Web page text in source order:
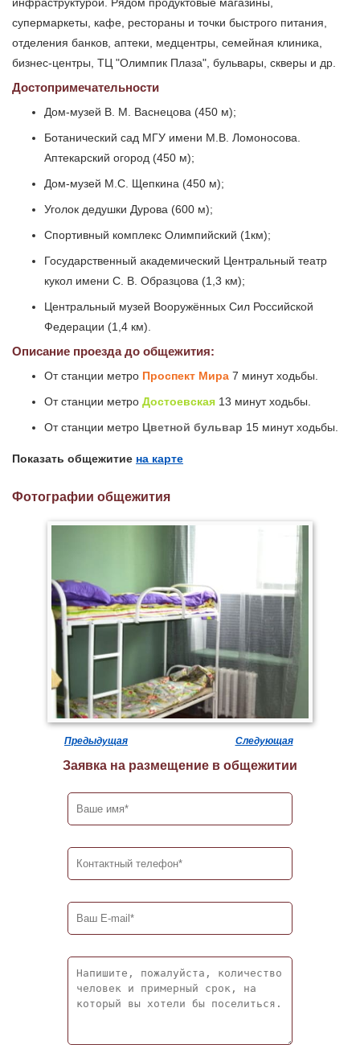
инфраструктурой. Рядом продуктовые магазины,
супермаркеты, кафе, рестораны и точки быстрого питания,
отделения банков, аптеки, медцентры, семейная клиника,
бизнес-центры, ТЦ "Олимпик Плаза", бульвары, скверы и др.
Достопримечательности
Дом-музей В. М. Васнецова (450 м);
Ботанический сад МГУ имени М.В. Ломоносова.
Аптекарский огород (450 м);
Дом-музей М.С. Щепкина (450 м);
Уголок дедушки Дурова (600 м);
Спортивный комплекс Олимпийский (1км);
Государственный академический Центральный театр
кукол имени С. В. Образцова (1,3 км);
Центральный музей Вооружённых Сил Российской
Федерации (1,4 км).
Описание проезда до общежития:
От станции метро Проспект Мира 7 минут ходьбы.
От станции метро Достоевская 13 минут ходьбы.
От станции метро Цветной бульвар 15 минут ходьбы.
Показать общежитие на карте
Фотографии общежития
Предыдущая Следующая
Заявка на размещение в общежитии